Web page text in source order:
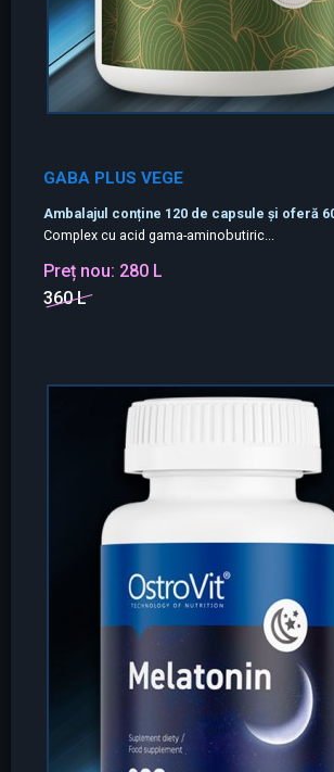
GABA PLUS VEGE
Ambalajul conține 120 de capsule și oferă
Complex cu acid gama-aminobutiric...
Preț nou: 280 L
360 L